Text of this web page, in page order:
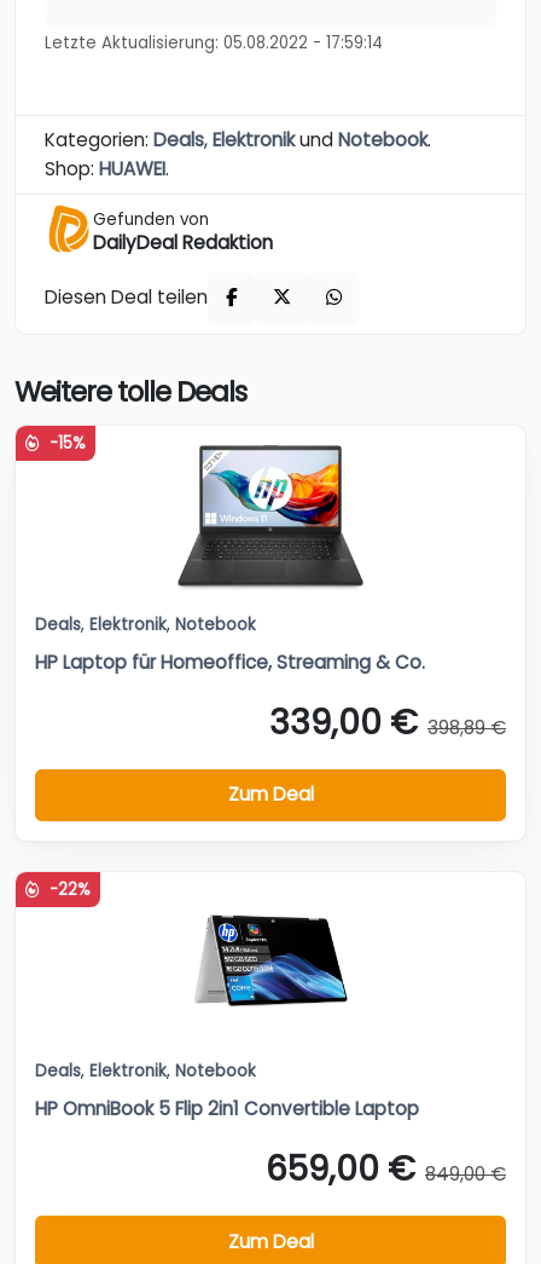
Letzte Aktualisierung: 05.08.2022 - 17:59:14
Kategorien: Deals,ElektronikundNotebook.
Shop: HUAWEI.
Gefunden von
DailyDeal Redaktion
Diesen Deal teilen
Weitere tolle Deals
-15%
Deals, Elektronik, Notebook
HP Laptop für Homeoffice, Streaming & Co.
339,00 € 398,89 €
Zum Deal
-22%
Deals, Elektronik, Notebook
HP OmniBook 5 Flip 2in1 Convertible Laptop
659,00 € 849,00 €
Zum Deal